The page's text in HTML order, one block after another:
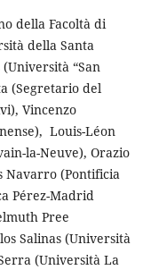
della Facoltà di
della Santa
“San
(Segretario del
Vincenzo
Louis-Léon
la-Neuve), Orazio
Navarro (Pontificia
Pérez-Madrid
Pree
Salinas (Università
(Università La